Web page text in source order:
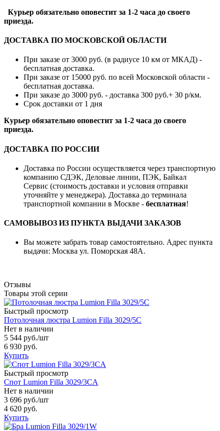
Курьер обязательно оповестит за 1-2 часа до своего
приезда.
ДОСТАВКА ПО МОСКОВСКОЙ ОБЛАСТИ
При заказе от 3000 руб. (в радиусе 10 км от МКАД) -
бесплатная доставка.
При заказе от 15000 руб. по всей Московской области -
бесплатная доставка.
При заказе до 3000 руб. - доставка 300 руб.+ 30 р/км.
Срок доставки от 1 дня
Курьер обязательно оповестит за 1-2 часа до своего
приезда.
ДОСТАВКА ПО РОССИИ
Доставка по России осуществляется через транспортную
компанию СДЭК, Деловые линии, ПЭК, Байкал
Сервис (стоимость доставки и условия отправки
уточняйте у менеджера). Доставка до терминала
транспортной компании в Москве - бесплатная!
САМОВЫВОЗ ИЗ ПУНКТА ВЫДАЧИ ЗАКАЗОВ
Вы можете забрать товар самостоятельно. Адрес пункта
выдачи: Москва ул. Поморская 48А.
Отзывы
Товары этой серии
Быстрый просмотр
Потолочная люстра Lumion Filla 3029/5C
Нет в наличии
5 544 руб./шт
6 930 руб.
Купить
Быстрый просмотр
Спот Lumion Filla 3029/3CA
Нет в наличии
3 696 руб./шт
4 620 руб.
Купить